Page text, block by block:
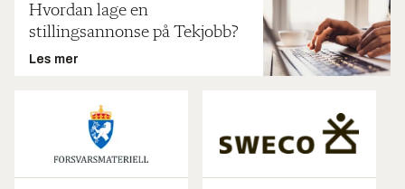
Hvordan lage en
stillingsannonse på Tekjobb?
Les mer